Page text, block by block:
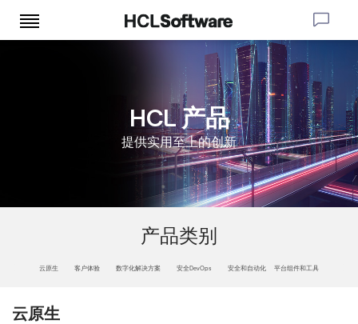
HCL 产品
提供实用至上的创新
产品类别
云原生 客户体验 数字化解决方案 安全DevOps 安全和自动化 平台组件和工具
云原生